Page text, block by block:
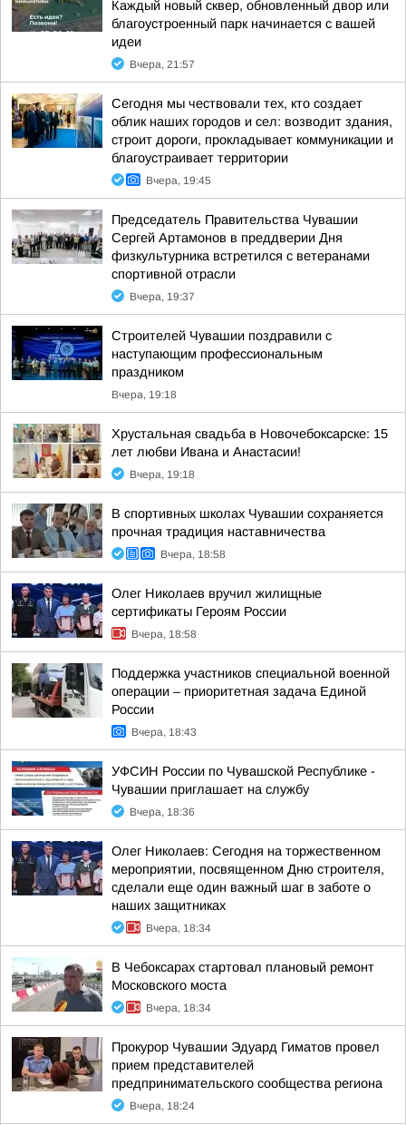
Каждый новый сквер, обновленный двор или
благоустроенный парк начинается с вашей
идеи
Вчера, 21:57
Сегодня мы чествовали тех, кто создает
облик наших городов и сел: возводит здания,
строит дороги, прокладывает коммуникации и
благоустраивает территории
Вчера, 19:45
Председатель Правительства Чувашии
Сергей Артамонов в преддверии Дня
физкультурника встретился с ветеранами
спортивной отрасли
Вчера, 19:37
Строителей Чувашии поздравили с
наступающим профессиональным
праздником
Вчера, 19:18
Хрустальная свадьба в Новочебоксарске: 15
лет любви Ивана и Анастасии!
Вчера, 19:18
В спортивных школах Чувашии сохраняется
прочная традиция наставничества
Вчера, 18:58
Олег Николаев вручил жилищные
сертификаты Героям России
Вчера, 18:58
Поддержка участников специальной военной
операции – приоритетная задача Единой
России
Вчера, 18:43
УФСИН России по Чувашской Республике -
Чувашии приглашает на службу
Вчера, 18:36
Олег Николаев: Сегодня на торжественном
мероприятии, посвященном Дню строителя,
сделали еще один важный шаг в заботе о
наших защитниках
Вчера, 18:34
В Чебоксарах стартовал плановый ремонт
Московского моста
Вчера, 18:34
Прокурор Чувашии Эдуард Гиматов провел
прием представителей
предпринимательского сообщества региона
Вчера, 18:24